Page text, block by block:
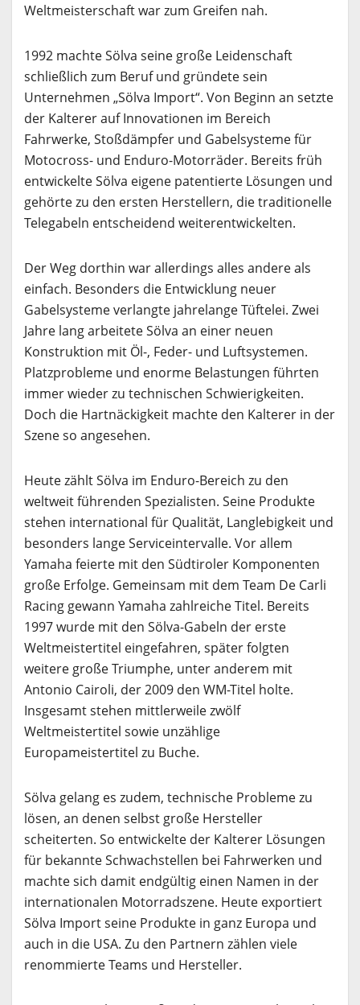
Weltmeisterschaft war zum Greifen nah.
1992 machte Sölva seine große Leidenschaft
schließlich zum Beruf und gründete sein
Unternehmen „Sölva Import“. Von Beginn an setzte
der Kalterer auf Innovationen im Bereich
Fahrwerke, Stoßdämpfer und Gabelsysteme für
Motocross- und Enduro-Motorräder. Bereits früh
entwickelte Sölva eigene patentierte Lösungen und
gehörte zu den ersten Herstellern, die traditionelle
Telegabeln entscheidend weiterentwickelten.
Der Weg dorthin war allerdings alles andere als
einfach. Besonders die Entwicklung neuer
Gabelsysteme verlangte jahrelange Tüftelei. Zwei
Jahre lang arbeitete Sölva an einer neuen
Konstruktion mit Öl-, Feder- und Luftsystemen.
Platzprobleme und enorme Belastungen führten
immer wieder zu technischen Schwierigkeiten.
Doch die Hartnäckigkeit machte den Kalterer in der
Szene so angesehen.
Heute zählt Sölva im Enduro-Bereich zu den
weltweit führenden Spezialisten. Seine Produkte
stehen international für Qualität, Langlebigkeit und
besonders lange Serviceintervalle. Vor allem
Yamaha feierte mit den Südtiroler Komponenten
große Erfolge. Gemeinsam mit dem Team De Carli
Racing gewann Yamaha zahlreiche Titel. Bereits
1997 wurde mit den Sölva-Gabeln der erste
Weltmeistertitel eingefahren, später folgten
weitere große Triumphe, unter anderem mit
Antonio Cairoli, der 2009 den WM-Titel holte.
Insgesamt stehen mittlerweile zwölf
Weltmeistertitel sowie unzählige
Europameistertitel zu Buche.
Sölva gelang es zudem, technische Probleme zu
lösen, an denen selbst große Hersteller
scheiterten. So entwickelte der Kalterer Lösungen
für bekannte Schwachstellen bei Fahrwerken und
machte sich damit endgültig einen Namen in der
internationalen Motorradszene. Heute exportiert
Sölva Import seine Produkte in ganz Europa und
auch in die USA. Zu den Partnern zählen viele
renommierte Teams und Hersteller.